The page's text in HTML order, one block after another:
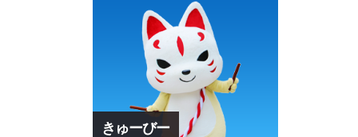
きゅーびー